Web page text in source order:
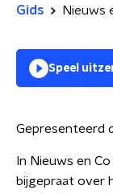
Gids Nieuws
Speel
Gepresenteerd
In Nieuws en
bijgepraat over